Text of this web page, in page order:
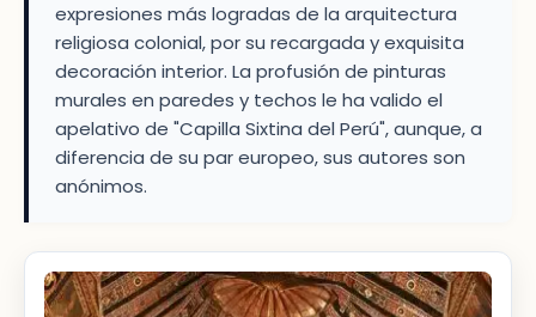
expresiones más logradas de la arquitectura
religiosa colonial, por su recargada y exquisita
decoración interior. La profusión de pinturas
murales en paredes y techos le ha valido el
apelativo de "Capilla Sixtina del Perú", aunque, a
diferencia de su par europeo, sus autores son
anónimos.